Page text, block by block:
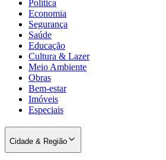
Palmeiras
Política
Economia
Segurança
Saúde
Educação
Cultura & Lazer
Meio Ambiente
Obras
Bem-estar
Imóveis
Especiais
Cidade & Região